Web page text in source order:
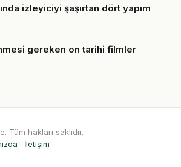
izleyiciyi şaşırtan dört yapım
gereken on tarihi filmler
Tüm hakları saklıdır.
· İletişim